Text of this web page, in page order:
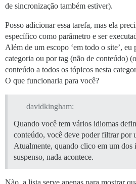
de sincronização também estiver).
Posso adicionar essa tarefa, mas ela
específico como parâmetro e ser
Além de um escopo ‘em todo o site’,
categoria ou por tag (não de conteúdo)
conteúdo a todos os tópicos nesta
O que funcionaria para você?
davidkingham:
Quando você tem vários idiomas
conteúdo, você deve poder filtrar por
Atualmente, quando clico em um dos
suspenso, nada acontece.